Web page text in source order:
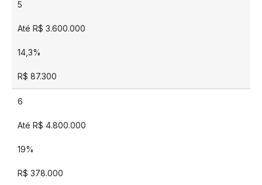
5
Até R$ 3.600.000
14,3%
R$ 87.300
6
Até R$ 4.800.000
19%
R$ 378.000